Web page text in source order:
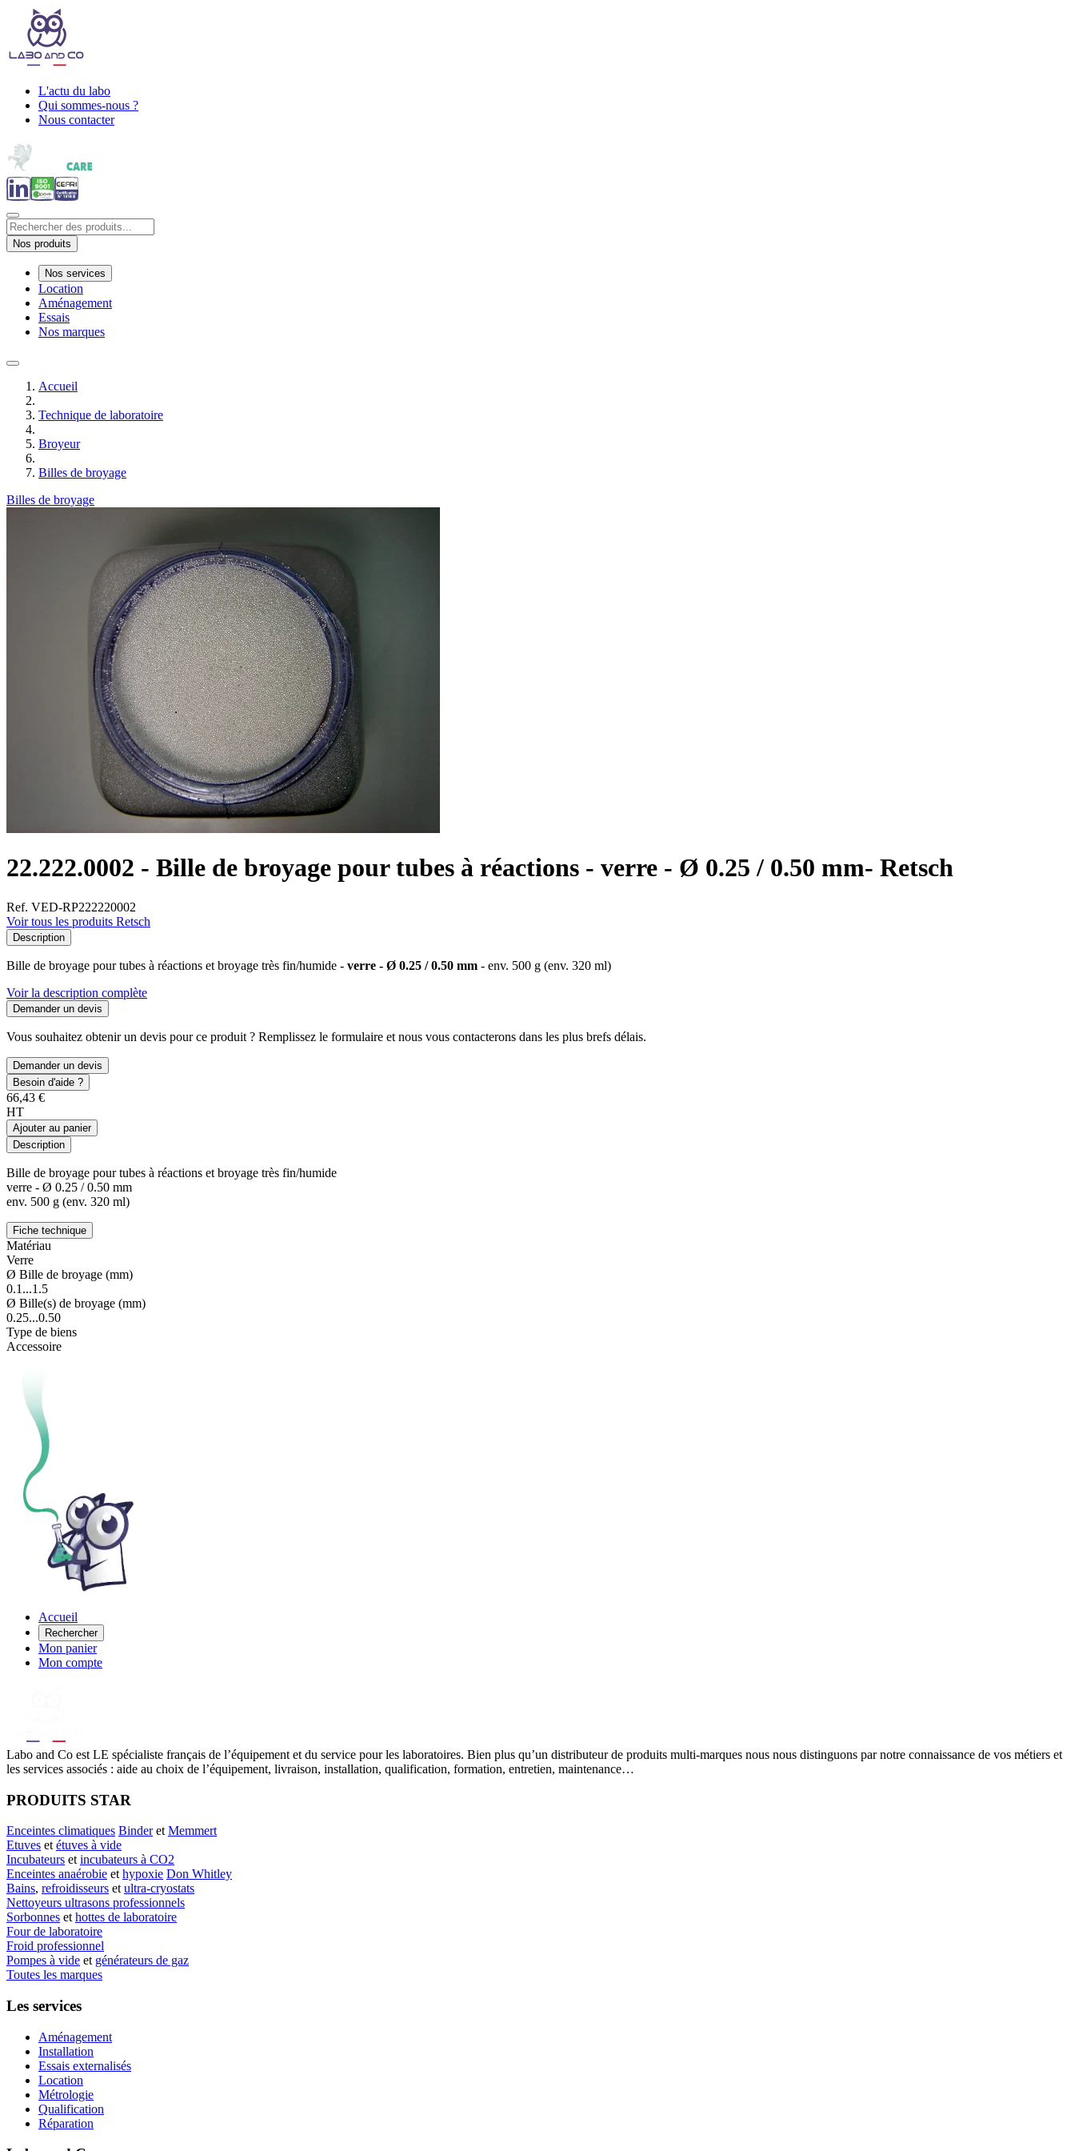
L'actu du labo
Qui sommes-nous ?
Nous contacter
Nos produits
Nos services
Location
Aménagement
Essais
Nos marques
Accueil
Technique de laboratoire
Broyeur
Billes de broyage
Billes de broyage
22.222.0002 - Bille de broyage pour tubes à réactions - verre - Ø 0.25 / 0.50 mm- Retsch
Ref. VED-RP222220002
Voir tous les produits Retsch
Description
Bille de broyage pour tubes à réactions et broyage très fin/humide - verre - Ø 0.25 / 0.50 mm - env. 500 g (env. 320 ml)
Voir la description complète
Demander un devis
Vous souhaitez obtenir un devis pour ce produit ? Remplissez le formulaire et nous vous contacterons dans les plus brefs délais.
Demander un devis
Besoin d'aide ?
66,43 €
HT
Ajouter au panier
Description
Bille de broyage pour tubes à réactions et broyage très fin/humide
verre - Ø 0.25 / 0.50 mm
env. 500 g (env. 320 ml)
Fiche technique
Matériau
Verre
Ø Bille de broyage (mm)
0.1...1.5
Ø Bille(s) de broyage (mm)
0.25...0.50
Type de biens
Accessoire
Accueil
Rechercher
Mon panier
Mon compte
Labo and Co est LE spécialiste français de l’équipement et du service pour les laboratoires. Bien plus qu’un distributeur de produits multi-marques nous nous distinguons par notre connaissance de vos métiers et
les services associés : aide au choix de l’équipement, livraison, installation, qualification, formation, entretien, maintenance…
PRODUITS STAR
Enceintes climatiques Binderet Memmert
Etuves et étuves à vide
Incubateurs et incubateurs à CO2
Enceintes anaérobie et hypoxie Don Whitley
Bains, refroidisseurs et ultra-cryostats
Nettoyeurs ultrasons professionnels
Sorbonnes et hottes de laboratoire
Four de laboratoire
Froid professionnel
Pompes à vide et générateurs de gaz
Toutes les marques
Les services
Aménagement
Installation
Essais externalisés
Location
Métrologie
Qualification
Réparation